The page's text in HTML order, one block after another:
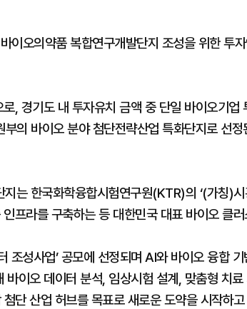
이오의약품 복합연구개발단지 조성을 위한 투
, 경기도 내 투자유치 금액 중 단일 바이오기업
의 바이오 분야 첨단전략산업 특화단지로 선
는 한국화학융합시험연구원(KTR)의 ‘(가칭)시
프라를 구축하는 등 대한민국 대표 바이오 클
조성사업’ 공모에 선정되며 AI와 바이오 융합
바이오 데이터 분석, 임상시험 설계, 맞춤형 치
단 산업 허브를 목표로 새로운 도약을 시작하